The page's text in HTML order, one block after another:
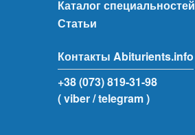
Каталог специальностей
Статьи
Контакты Abiturients.info
+38 (073) 819-31-98
( viber/ telegram )